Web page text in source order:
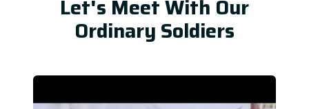
Let's Meet With Our
Ordinary Soldiers